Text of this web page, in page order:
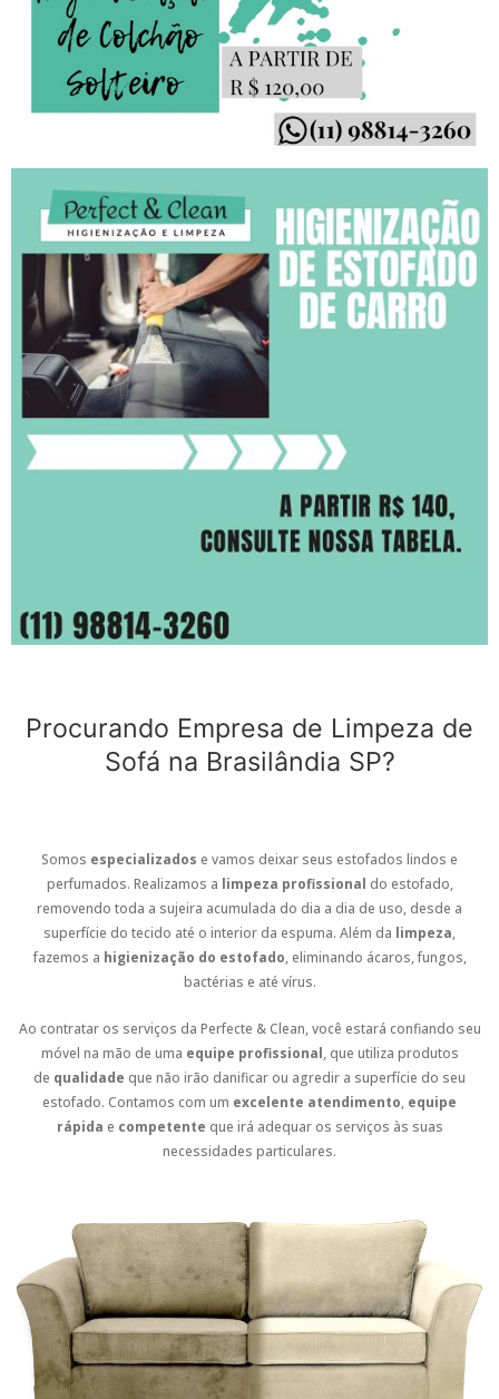
Procurando Empresa de Limpeza de
Sofá na Brasilândia SP?
Somos especializados e vamos deixar seus estofados lindos e
perfumados. Realizamos a limpeza profissional do estofado,
removendo toda a sujeira acumulada do dia a dia de uso, desde a
superfície do tecido até o interior da espuma. Além da limpeza,
fazemos a higienização do estofado, eliminando ácaros, fungos,
bactérias e até vírus.
Ao contratar os serviços da Perfecte & Clean, você estará confiando seu
móvel na mão de uma equipe profissional, que utiliza produtos
de qualidade que não irão danificar ou agredir a superfície do seu
estofado. Contamos com um excelente atendimento, equipe
rápida e competente que irá adequar os serviços às suas
necessidades particulares.